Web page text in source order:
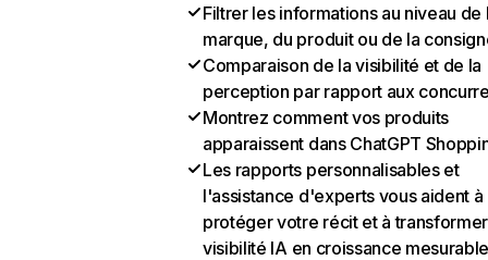
Filtrer les informations au niveau de
marque, du produit ou de la
Comparaison de la visibilité et de la
perception par rapport aux
Montrez comment vos produits
apparaissent dans ChatGPT
Les rapports personnalisables et
l'assistance d'experts vous aident à
protéger votre récit et à
visibilité IA en croissance